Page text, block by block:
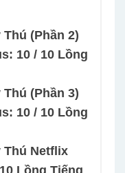
(Phần 2)
10 / 10 Lồng
(Phần 3)
10 / 10 Lồng
Thú Netflix
Lồng Tiếng